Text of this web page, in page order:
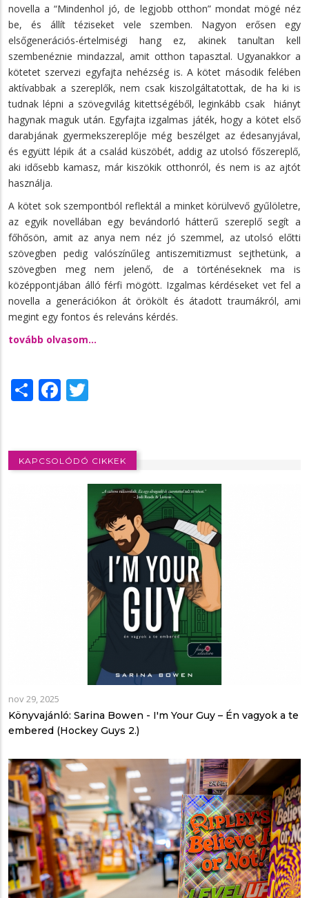
novella a “Mindenhol jó, de legjobb otthon” mondat mögé néz
be, és állít téziseket vele szemben. Nagyon erősen egy
elsőgenerációs-értelmiségi hang ez, akinek tanultan kell
szembenéznie mindazzal, amit otthon tapasztal. Ugyanakkor a
kötetet szervezi egyfajta nehézség is. A kötet második felében
aktívabbak a szereplők, nem csak kiszolgáltatottak, de ha ki is
tudnak lépni a szövegvilág kitettségéből, leginkább csak hiányt
hagynak maguk után. Egyfajta izgalmas játék, hogy a kötet első
darabjának gyermekszereplője még beszélget az édesanyjával,
és együtt lépik át a család küszöbét, addig az utolsó főszereplő,
aki idősebb kamasz, már kiszökik otthonról, és nem is az ajtót
használja.
A kötet sok szempontból reflektál a minket körülvevő gyűlöletre,
az egyik novellában egy bevándorló hátterű szereplő segít a
főhősön, amit az anya nem néz jó szemmel, az utolsó előtti
szövegben pedig valószínűleg antiszemitizmust sejthetünk, a
szövegben meg nem jelenő, de a történéseknek ma is
középpontjában álló férfi mögött. Izgalmas kérdéseket vet fel a
novella a generációkon át örökölt és átadott traumákról, ami
megint egy fontos és releváns kérdés.
tovább olvasom...
ShareFacebook
KAPCSOLÓDÓ CIKKEK
nov 29, 2025
Könyvajánló: Sarina Bowen - I'm ​Your Guy – Én vagyok a te
embered (Hockey Guys 2.)